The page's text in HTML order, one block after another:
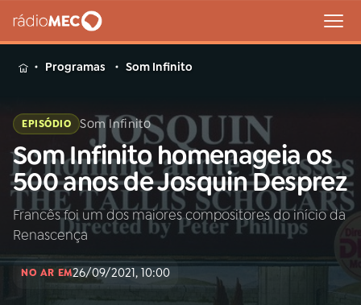
MENU
Buscar
na
Rádio
MEC
Buscar
Início
Programas Som Infinito
EPISÓDIO Som Infinito
Som Infinito homenageia os
500 anos de Josquin Desprez
Francês foi um dos maiores compositores do início da
Renascença
NO AR EM26/09/2021, 10:00